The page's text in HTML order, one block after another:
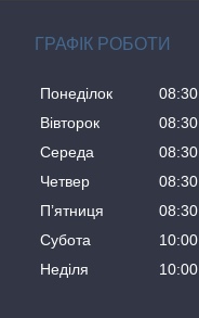
ГРАФІК РОБОТИ
Понеділок 08:30
Вівторок
08:30
Середа
08:30
Четвер
08:30
Пʼятниця
08:30
Субота
10:00
Неділя
10:00